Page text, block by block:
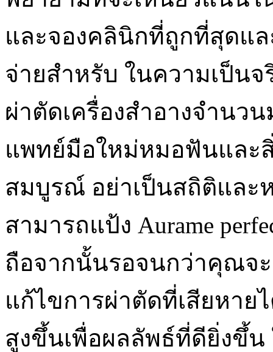
และจองคลินิกที่ถูกที่สุดแ
จ่ายสำหรับ ในความเป็น
ผ่าตัดเครื่องสำอางจำนว
แพทย์มือใหม่หมอฟันและ
สมบูรณ์ อย่าเป็นสถิติและ
สามารถแป้ง Aurame
ถือจากนั้นรอจนกว่าคุณจ
แก้ไขการผ่าตัดที่เสียหาย
สูงขึ้นเพื่อผลลัพธ์ที่ดียิ่งขึ้น